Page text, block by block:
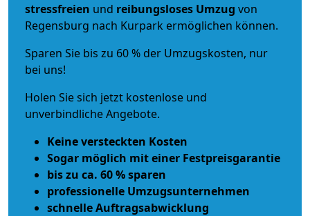
stressfreien und reibungsloses Umzug von
Regensburg nach Kurpark ermöglichen können.
Sparen Sie bis zu 60 % der Umzugskosten, nur
bei uns!
Holen Sie sich jetzt kostenlose und
unverbindliche Angebote.
Keine versteckten Kosten
Sogar möglich mit einer Festpreisgarantie
bis zu ca. 60 % sparen
professionelle Umzugsunternehmen
schnelle Auftragsabwicklung